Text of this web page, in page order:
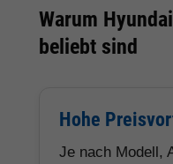
Warum
beliebt sind
Hohe
Je nach Modell,